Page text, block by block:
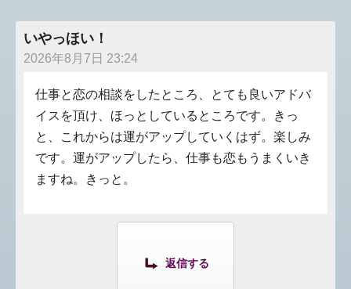
いやっほい！
2026年8月7日 23:24
仕事と恋の相談をしたところ、とても良いアドバ
イスを頂け、ほっとしているところです。きっ
と、これからは運がアップしていくはず。楽しみ
です。運がアップしたら、仕事も恋もうまくいき
ますね。きっと。
返信する